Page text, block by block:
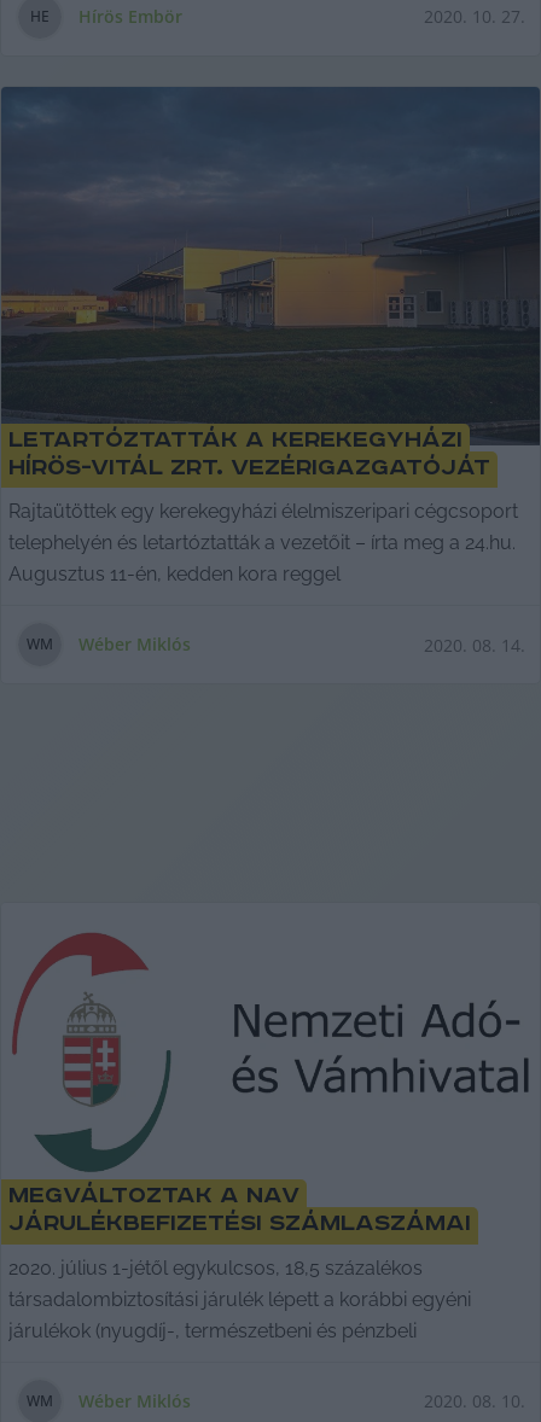
HE Hírös Embör 2020. 10. 27.
Letartóztatták a kerekegyházi
Hírös-Vitál Zrt. vezérigazgatóját
Rajtaütöttek egy kerekegyházi élelmiszeripari cégcsoport
telephelyén és letartóztatták a vezetőit – írta meg a 24.hu.
Augusztus 11-én, kedden kora reggel
WM Wéber Miklós 2020. 08. 14.
Megváltoztak a NAV
járulékbefizetési számlaszámai
2020. július 1-jétől egykulcsos, 18,5 százalékos
társadalombiztosítási járulék lépett a korábbi egyéni
járulékok (nyugdíj-, természetbeni és pénzbeli
WM Wéber Miklós 2020. 08. 10.